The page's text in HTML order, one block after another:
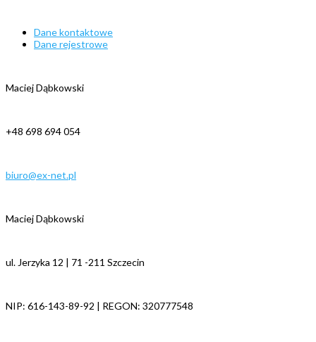
Dane kontaktowe
Dane rejestrowe
Maciej Dąbkowski
+48 698 694 054
biuro@ex-net.pl
Maciej Dąbkowski
ul. Jerzyka 12 | 71 -211 Szczecin
NIP: 616-143-89-92 | REGON: 320777548